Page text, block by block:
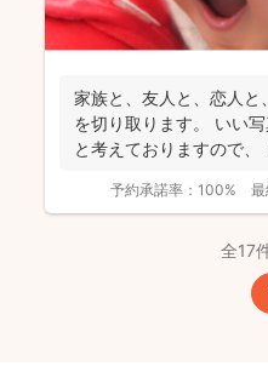
家族と、友人と、恋人と
を切り取ります。 いい
と考えておりますので、
予約承諾率： 100% 最
全17